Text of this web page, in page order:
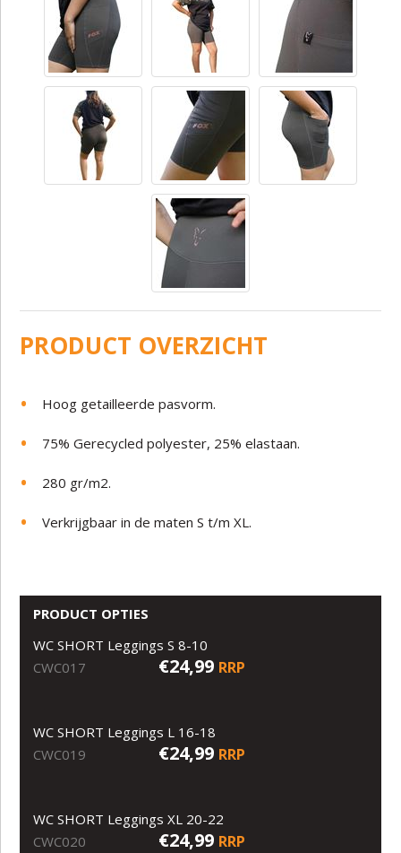
PRODUCT OVERZICHT
Hoog getailleerde pasvorm.
75% Gerecycled polyester, 25% elastaan.
280 gr/m2.
Verkrijgbaar in de maten S t/m XL.
PRODUCT OPTIES
WC SHORT Leggings S 8-10
CWC017
€24,99 RRP
WC SHORT Leggings L 16-18
CWC019
€24,99 RRP
WC SHORT Leggings XL 20-22
CWC020
€24,99 RRP